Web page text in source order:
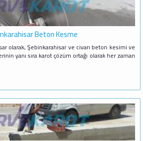
Beton Kesme
olarak, Şebinkarahisar ve civarı beton kesimi ve
yanı sıra karot çözüm ortağı olarak her zaman